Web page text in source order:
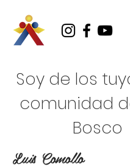
Soy de los
comunidad
Bosco
Luis Comollo